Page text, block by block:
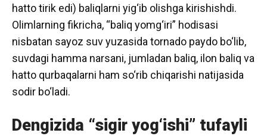
hatto tirik edi) baliqlarni yig‘ib olishga kirishishdi.
Olimlarning fikricha, “baliq yomg‘iri” hodisasi
nisbatan sayoz suv yuzasida tornado paydo bo‘lib,
suvdagi hamma narsani, jumladan baliq, ilon baliq va
hatto qurbaqalarni ham so‘rib chiqarishi natijasida
sodir bo‘ladi.
Dengizida “sigir yog‘ishi” tufayli